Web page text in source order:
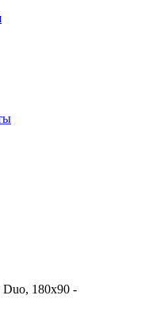
Duo, 180x90 -